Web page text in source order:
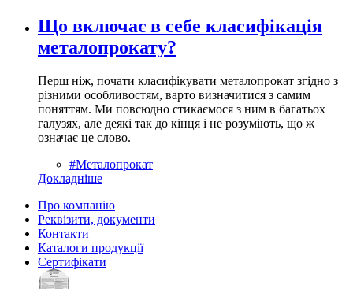
Що включає в себе класифікація
металопрокату?
Перш ніж, почати класифікувати металопрокат згідно з
різними особливостям, варто визначитися з самим
поняттям. Ми повсюдно стикаємося з ним в багатьох
галузях, але деякі так до кінця і не розуміють, що ж
означає це слово.
#Металопрокат
Докладніше
Про компанію
Реквізити, документи
Контакти
Каталоги продукції
Сертифікати